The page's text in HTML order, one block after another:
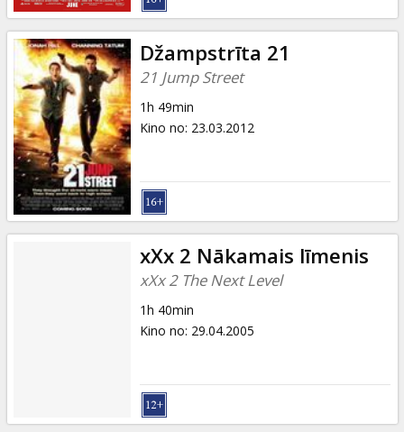
Džampstrīta 21
21 Jump Street
1h 49min
Kino no: 23.03.2012
xXx 2 Nākamais līmenis
xXx 2 The Next Level
1h 40min
Kino no: 29.04.2005